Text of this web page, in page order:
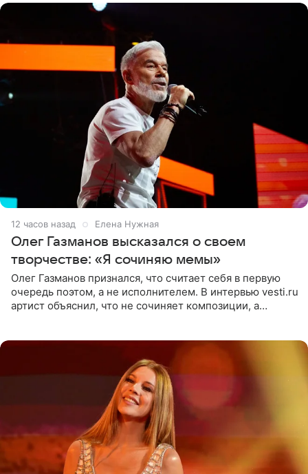
12 часов назад Елена Нужная
Олег Газманов высказался о своем
творчестве: «Я сочиняю мемы»
Олег Газманов признался, что считает себя в первую
очередь поэтом, а не исполнителем. В интервью vesti.ru
артист объяснил, что не сочиняет композиции, а